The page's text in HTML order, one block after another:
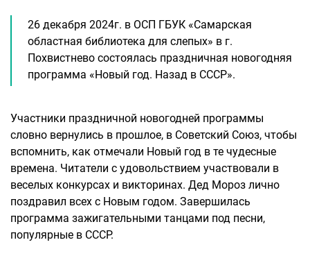
26 декабря 2024г. в ОСП ГБУК «Самарская
областная библиотека для слепых» в г.
Похвистнево состоялась праздничная новогодняя
программа «Новый год. Назад в СССР».
Участники праздничной новогодней программы
словно вернулись в прошлое, в Советский Союз, чтобы
вспомнить, как отмечали Новый год в те чудесные
времена. Читатели с удовольствием участвовали в
веселых конкурсах и викторинах. Дед Мороз лично
поздравил всех с Новым годом. Завершилась
программа зажигательными танцами под песни,
популярные в СССР.